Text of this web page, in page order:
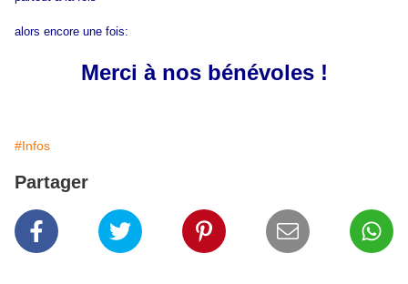
alors encore une fois:
Merci à nos bénévoles !
#Infos
Partager